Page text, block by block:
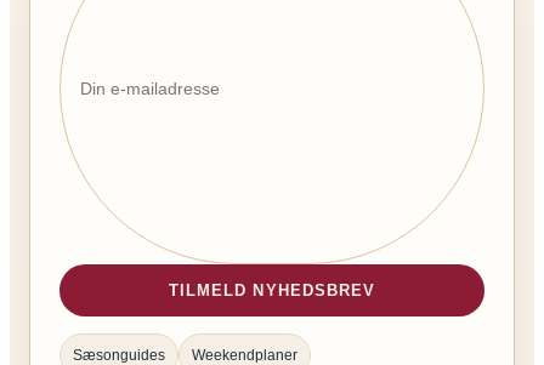
TILMELD NYHEDSBREV
Sæsonguides Weekendplaner